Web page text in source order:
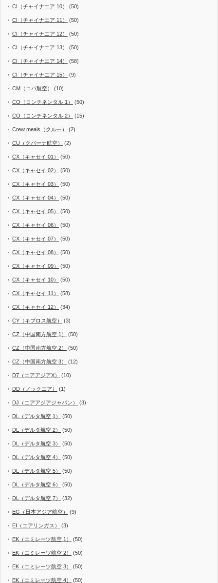
CI（チャイナエア 10） (50)
CI（チャイナエア 11） (50)
CI（チャイナエア 12） (50)
CI（チャイナエア 13） (50)
CI（チャイナエア 14） (58)
CI（チャイナエア 15） (9)
CM（コパ航空） (10)
CO（コンチネンタル 1） (50)
CO（コンチネンタル 2） (15)
Crew meals（クルー） (2)
CU（クバーナ航空） (2)
CX（キャセイ 01） (50)
CX（キャセイ 02） (50)
CX（キャセイ 03） (50)
CX（キャセイ 04） (50)
CX（キャセイ 05） (50)
CX（キャセイ 06） (50)
CX（キャセイ 07） (50)
CX（キャセイ 08） (50)
CX（キャセイ 09） (50)
CX（キャセイ 10） (50)
CX（キャセイ 11） (58)
CX（キャセイ 12） (34)
CY（キプロス航空） (3)
CZ（中国南方航空 1） (50)
CZ（中国南方航空 2） (50)
CZ（中国南方航空 3） (12)
D7（エアアジアX） (10)
DD（ノックエア） (1)
DJ（エアアジアジャパン） (3)
DL（デルタ航空 1） (50)
DL（デルタ航空 2） (50)
DL（デルタ航空 3） (50)
DL（デルタ航空 4） (50)
DL（デルタ航空 5） (50)
DL（デルタ航空 6） (50)
DL（デルタ航空 7） (32)
EG（日本アジア航空） (9)
EI（エアリンガス） (3)
EK（エミレーツ航空 1） (50)
EK（エミレーツ航空 2） (50)
EK（エミレーツ航空 3） (50)
EK（エミレーツ航空 4） (50)